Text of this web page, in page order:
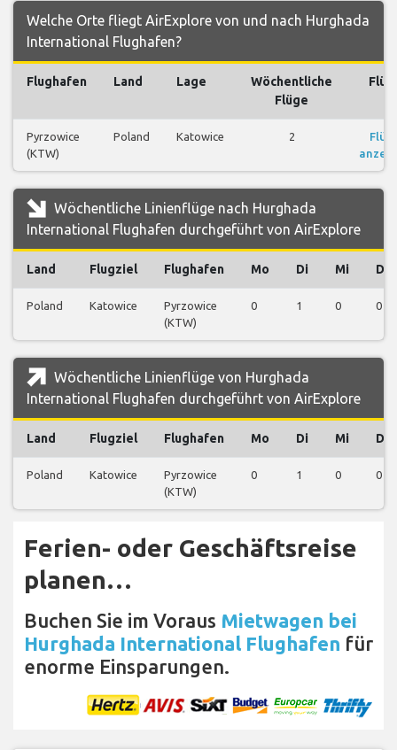
Welche Orte fliegt AirExplore von und nach Hurghada
International Flughafen?
Flughafen Land Lage
Wöchentliche
Flüge
Pyrzowice
(KTW)
Poland Katowice 2
Wöchentliche Linienflüge nach Hurghada
International Flughafen durchgeführt von AirExplore
Land Flugziel Flughafen Mo Di Mi Do
Poland Katowice
Pyrzowice
(KTW)
0 1 0 0
Wöchentliche Linienflüge von Hurghada
International Flughafen durchgeführt von AirExplore
Land Flugziel Flughafen Mo Di Mi Do
Poland Katowice
Pyrzowice
(KTW)
0 1 0 0
Ferien- oder Geschäftsreise
planen…
Buchen Sie im Voraus Mietwagen bei
Hurghada International Flughafen für
enorme Einsparungen.